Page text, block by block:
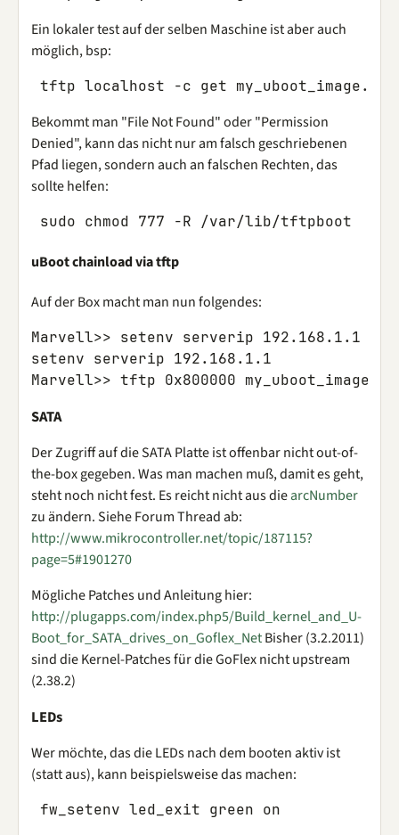
Ein lokaler test auf der selben Maschine ist aber auch
möglich, bsp:
Bekommt man "File Not Found" oder "Permission
Denied", kann das nicht nur am falsch geschriebenen
Pfad liegen, sondern auch an falschen Rechten, das
sollte helfen:
uBoot chainload via tftp
Auf der Box macht man nun folgendes:
Marvell>> setenv serverip 192.168.1.1
setenv serverip 192.168.1.1
SATA
Der Zugriff auf die SATA Platte ist offenbar nicht out-of-
the-box gegeben. Was man machen muß, damit es geht,
steht noch nicht fest. Es reicht nicht aus diearcNumber
zu ändern. Siehe Forum Thread ab:
http://www.mikrocontroller.net/topic/187115?
page=5#1901270
Mögliche Patches und Anleitung hier:
http://plugapps.com/index.php5/Build_kernel_and_U-
Boot_for_SATA_drives_on_Goflex_NetBisher (3.2.2011)
sind die Kernel-Patches für die GoFlex nicht upstream
(2.38.2)
LEDs
Wer möchte, das die LEDs nach dem booten aktiv ist
(statt aus), kann beispielsweise das machen: